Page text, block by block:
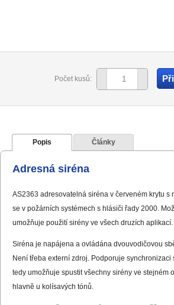
Počet kusů:
Popis Články
Adresná siréna
AS2363 adresovatelná siréna v červeném krytu s
se v požárních systémech s hlásiči řady 2000.
umožňuje použití sirény ve všech druzích aplikací.
Siréna je napájena a ovládána dvouvodičovou
Není třeba externí zdroj. Podporuje synchronizaci
tedy umožňuje spustit všechny sirény ve stejném
hlavně u kolísavých tónů.